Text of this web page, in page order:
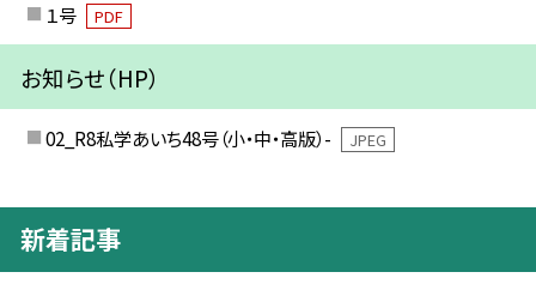
１号 PDF
お知らせ（HP）
02_R8私学あいち48号（小・中・高版）- JPEG
新着記事